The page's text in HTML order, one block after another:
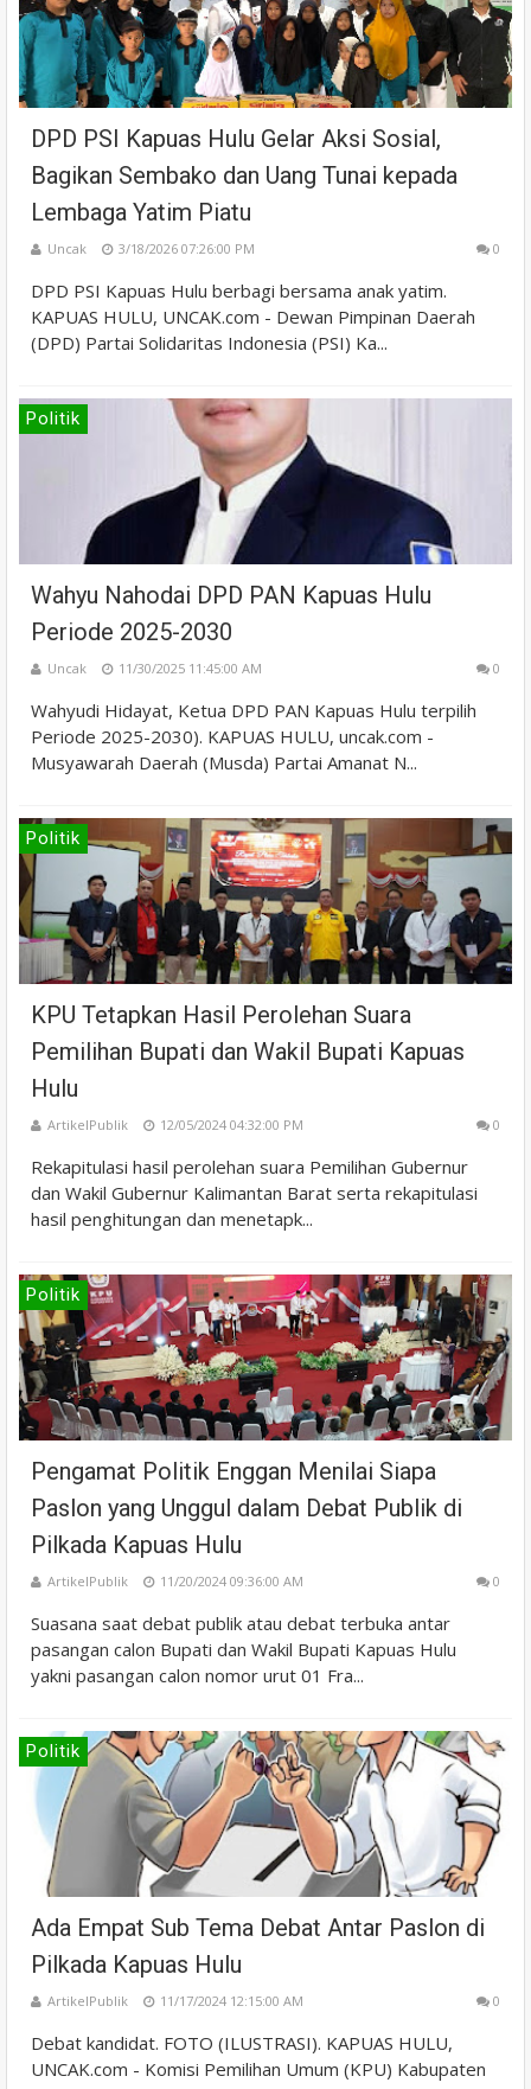
DPD PSI Kapuas Hulu Gelar Aksi Sosial,
Bagikan Sembako dan Uang Tunai kepada
Lembaga Yatim Piatu
Uncak 3/18/2026 07:26:00 PM 0
DPD PSI Kapuas Hulu berbagi bersama anak yatim.
KAPUAS HULU, UNCAK.com - Dewan Pimpinan Daerah
(DPD) Partai Solidaritas Indonesia (PSI) Ka...
Politik
Wahyu Nahodai DPD PAN Kapuas Hulu
Periode 2025-2030
Uncak 11/30/2025 11:45:00 AM 0
Wahyudi Hidayat, Ketua DPD PAN Kapuas Hulu terpilih
Periode 2025-2030). KAPUAS HULU, uncak.com -
Musyawarah Daerah (Musda) Partai Amanat N...
Politik
KPU Tetapkan Hasil Perolehan Suara
Pemilihan Bupati dan Wakil Bupati Kapuas
Hulu
ArtikelPublik 12/05/2024 04:32:00 PM 0
Rekapitulasi hasil perolehan suara Pemilihan Gubernur
dan Wakil Gubernur Kalimantan Barat serta rekapitulasi
hasil penghitungan dan menetapk...
Politik
Pengamat Politik Enggan Menilai Siapa
Paslon yang Unggul dalam Debat Publik di
Pilkada Kapuas Hulu
ArtikelPublik 11/20/2024 09:36:00 AM 0
Suasana saat debat publik atau debat terbuka antar
pasangan calon Bupati dan Wakil Bupati Kapuas Hulu
yakni pasangan calon nomor urut 01 Fra...
Politik
Ada Empat Sub Tema Debat Antar Paslon di
Pilkada Kapuas Hulu
ArtikelPublik 11/17/2024 12:15:00 AM 0
Debat kandidat. FOTO (ILUSTRASI). KAPUAS HULU,
UNCAK.com - Komisi Pemilihan Umum (KPU) Kabupaten